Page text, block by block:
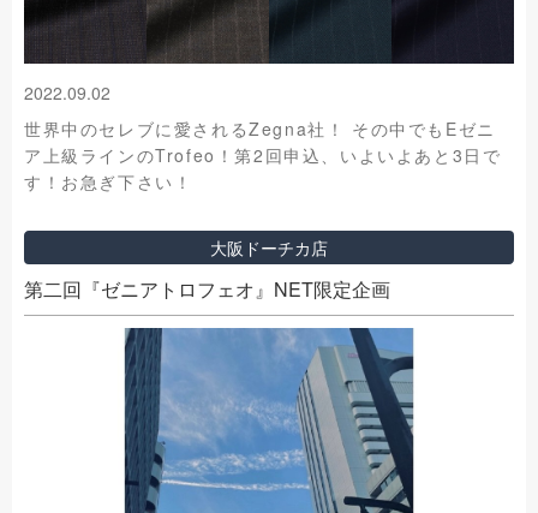
2022.09.02
世界中のセレブに愛されるZegna社！ その中でもEゼニ
ア上級ラインのTrofeo！第2回申込、いよいよあと3日で
す！お急ぎ下さい！
大阪ドーチカ店
第二回『ゼニアトロフェオ』NET限定企画